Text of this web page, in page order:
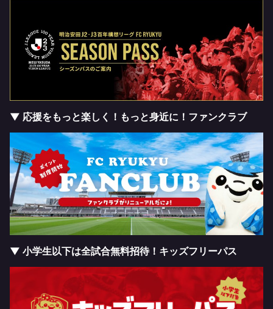
▼ 応援をもっと楽しく！もっと身近に！ファンクラブ
▼ 小学生以下は全試合無料招待！キッズフリーパス